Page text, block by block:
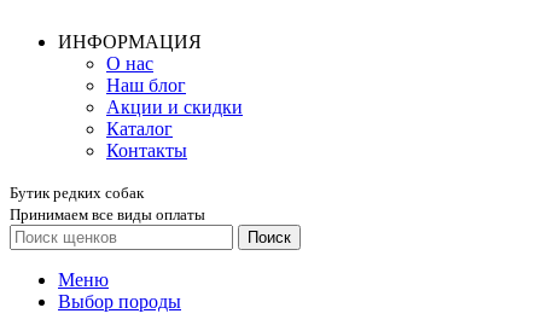
ИНФОРМАЦИЯ
О нас
Наш блог
Акции и скидки
Каталог
Контакты
Бутик редких собак
Принимаем все виды оплаты
Поиск
Меню
Выбор породы